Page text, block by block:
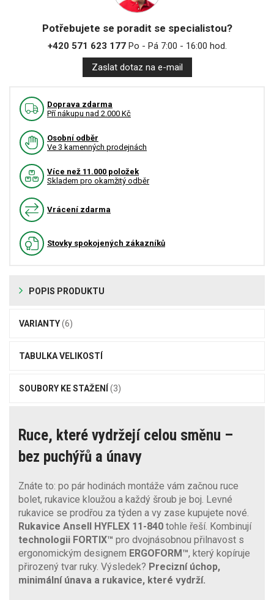
Potřebujete se poradit se specialistou?
+420 571 623 177Po - Pá 7:00 - 16:00 hod.
Zaslat dotaz na e-mail
Doprava zdarma
Pří nákupu nad 2.000 Kč
Osobní odběr
Ve 3 kamenných prodejnách
Více než 11.000 položek
Skladem pro okamžitý odběr
Vrácení zdarma
Stovky spokojených zákazníků
POPIS PRODUKTU
VARIANTY(6)
TABULKA VELIKOSTÍ
SOUBORY KE STAŽENÍ (3)
Ruce, které vydržejí celou směnu –
bez puchýřů a únavy
Znáte to: po pár hodinách montáže vám začnou ruce
bolet, rukavice kloužou a každý šroub je boj. Levné
rukavice se prodřou za týden a vy zase kupujete nové.
Rukavice Ansell HYFLEX 11-840 tohle řeší. Kombinují
technologii FORTIX™ pro dvojnásobnou přilnavost s
ergonomickým designem ERGOFORM™, který kopíruje
přirozený tvar ruky. Výsledek? Precizní úchop,
minimální únava a rukavice, které vydrží.